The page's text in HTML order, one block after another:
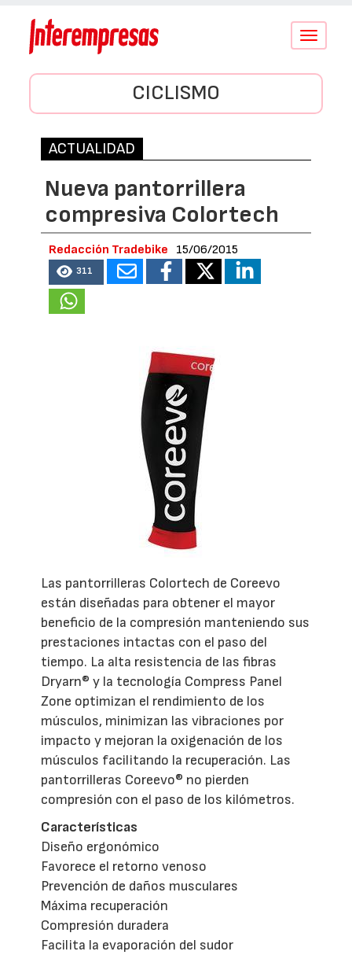
Conmutar
CICLISMO
ACTUALIDAD
Nueva pantorrillera
compresiva Colortech
Redacción Tradebike 15/06/2015
311
Las pantorrilleras Colortech de Coreevo
están diseñadas para obtener el mayor
beneficio de la compresión manteniendo sus
prestaciones intactas con el paso del
tiempo. La alta resistencia de las fibras
Dryarn® y la tecnología Compress Panel
Zone optimizan el rendimiento de los
músculos, minimizan las vibraciones por
impacto y mejoran la oxigenación de los
músculos facilitando la recuperación. Las
pantorrilleras Coreevo® no pierden
compresión con el paso de los kilómetros.
Características
Diseño ergonómico
Favorece el retorno venoso
Prevención de daños musculares
Máxima recuperación
Compresión duradera
Facilita la evaporación del sudor